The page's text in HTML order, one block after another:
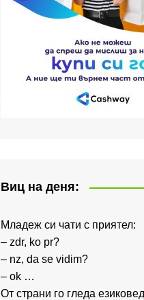
Виц на деня:
Младеж си чати с приятел:
– zdr, ko pr?
– nz, da se vidim?
– ok …
От страни го гледа